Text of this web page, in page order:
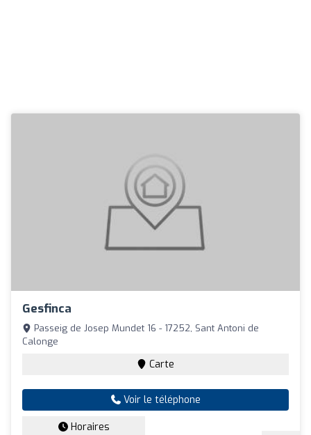
Gesfinca
Passeig de Josep Mundet 16 - 17252, Sant Antoni de
Calonge
Carte
Voir le téléphone
Horaires